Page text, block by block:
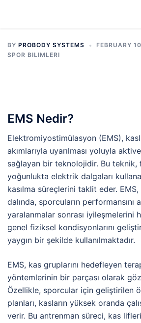
BY PROBODY SYSTEMS
FEBRUARY
SPOR BILIMLERI
EMS Nedir?
Elektromiyostimülasyon (EMS),
akımlarıyla uyarılması yoluyla
sağlayan bir teknolojidir. Bu teknik,
yoğunlukta elektrik dalgaları
kasılma süreçlerini taklit eder.
dalında, sporcuların performansını
yaralanmalar sonrası iyileşmelerini
genel fiziksel kondisyonlarını
yaygın bir şekilde kullanılmaktadır.
EMS, kas gruplarını hedefleyen
yöntemlerinin bir parçası olarak
Özellikle, sporcular için geliştirilen
planları, kasların yüksek oranda
verir. Bu antrenman süreci, kas